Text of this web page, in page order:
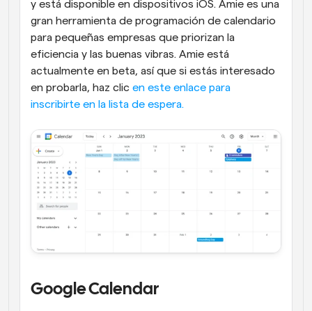
y está disponible en dispositivos iOS. Amie es una
gran herramienta de programación de calendario
para pequeñas empresas que priorizan la
eficiencia y las buenas vibras. Amie está
actualmente en beta, así que si estás interesado
en probarla, haz clic en este enlace para
inscribirte en la lista de espera.
Google Calendar